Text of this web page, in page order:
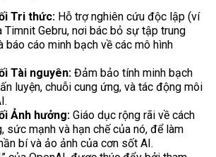
Tri thức: Hỗ trợ nghiên cứu độc lập (ví
Timnit Gebru, nơi bác bỏ sự tập trung
báo cáo minh bạch về các mô hình
Tài nguyên: Đảm bảo tính minh bạch
luyện, chuỗi cung ứng, và tác động môi
Ảnh hưởng: Giáo dục rộng rãi về cách
sức mạnh và hạn chế của nó, để làm
bí và ảo ảnh của cơn sốt AI.